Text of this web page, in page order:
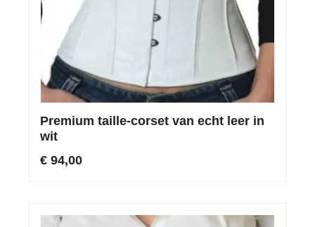
Premium taille-corset van echt leer in
wit
€ 94,00